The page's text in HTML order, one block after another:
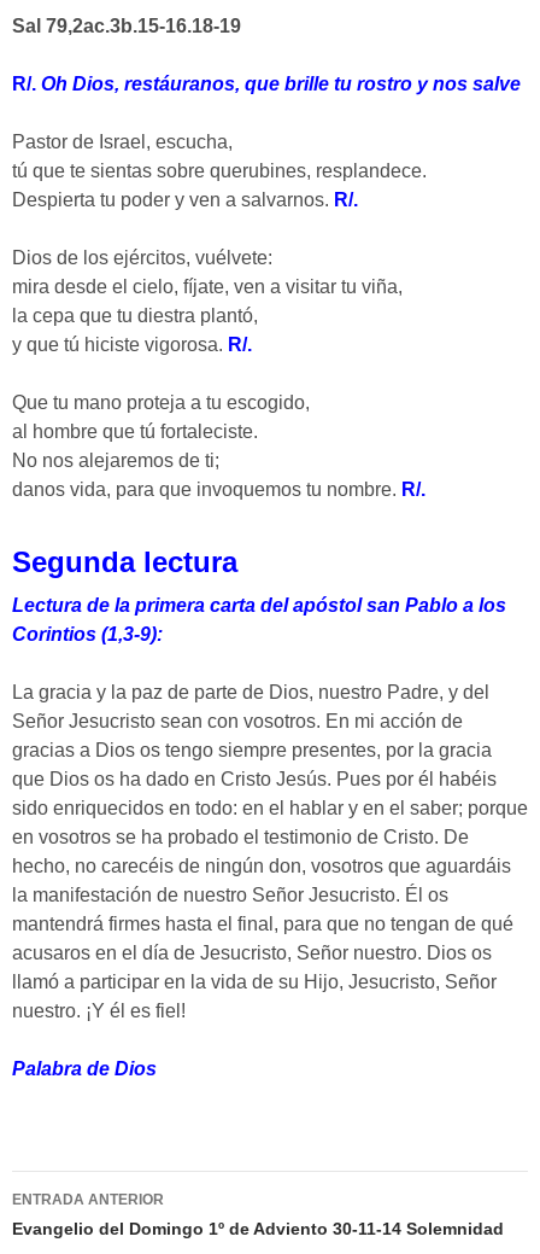
Sal 79,2ac.3b.15-16.18-19
R/. Oh Dios, restáuranos, que brille tu rostro y nos salve
Pastor de Israel, escucha,
tú que te sientas sobre querubines, resplandece.
Despierta tu poder y ven a salvarnos. R/.
Dios de los ejércitos, vuélvete:
mira desde el cielo, fíjate, ven a visitar tu viña,
la cepa que tu diestra plantó,
y que tú hiciste vigorosa. R/.
Que tu mano proteja a tu escogido,
al hombre que tú fortaleciste.
No nos alejaremos de ti;
danos vida, para que invoquemos tu nombre. R/.
Segunda lectura
Lectura de la primera carta del apóstol san Pablo a los
Corintios (1,3-9):
La gracia y la paz de parte de Dios, nuestro Padre, y del
Señor Jesucristo sean con vosotros. En mi acción de
gracias a Dios os tengo siempre presentes, por la gracia
que Dios os ha dado en Cristo Jesús. Pues por él habéis
sido enriquecidos en todo: en el hablar y en el saber; porque
en vosotros se ha probado el testimonio de Cristo. De
hecho, no carecéis de ningún don, vosotros que aguardáis
la manifestación de nuestro Señor Jesucristo. Él os
mantendrá firmes hasta el final, para que no tengan de qué
acusaros en el día de Jesucristo, Señor nuestro. Dios os
llamó a participar en la vida de su Hijo, Jesucristo, Señor
nuestro. ¡Y él es fiel!
Palabra de Dios
Navegación
de
ENTRADA ANTERIOR
Evangelio del Domingo 1º de Adviento 30-11-14 Solemnidad